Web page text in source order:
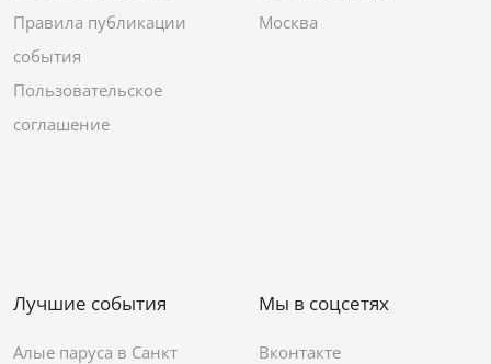
Правила публикации
события
Пользовательское
соглашение
Москва
Лучшие события
Алые паруса в Санкт
Мы в соцсетях
Вконтакте